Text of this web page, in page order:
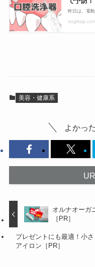
美容・健康系
よかっ
オルナオーガ
［PR］
プレゼントにも最適！小
アイロン［PR］